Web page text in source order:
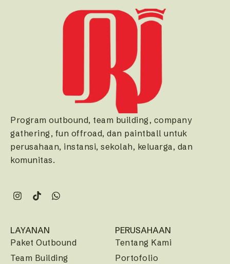
Program outbound, team building, company
gathering, fun offroad, dan paintball untuk
perusahaan, instansi, sekolah, keluarga, dan
komunitas.
LAYANAN
Paket Outbound
Team Building
PERUSAHAAN
Tentang Kami
Portofolio